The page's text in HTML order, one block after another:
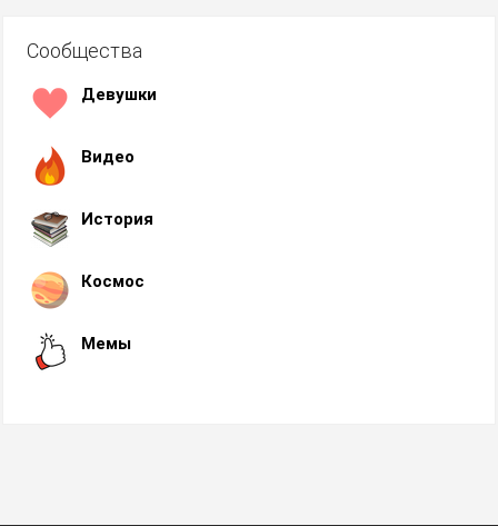
Сообщества
Девушки
Видео
История
Космос
Мемы